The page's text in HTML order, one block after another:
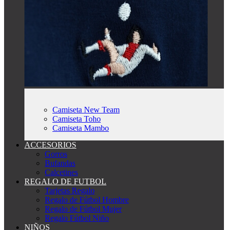
Camiseta New Team
Camiseta Toho
Camiseta Mambo
ACCESORIOS
Gorros
Bufandas
Calcetines
REGALO DE FUTBOL
Tarjetas Regalo
Regalo de Fútbol Hombre
Regalo de Fútbol Mujer
Regalo Fútbol Niño
NIÑOS